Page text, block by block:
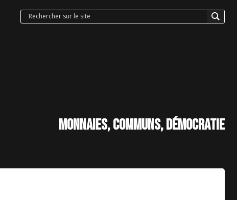
Monnaies, communs, démocratie